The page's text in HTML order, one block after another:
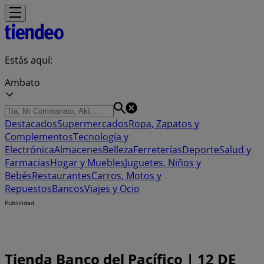
Estás aquí:
Ambato
DestacadosSupermercadosRopa, Zapatos y
ComplementosTecnología y
ElectrónicaAlmacenesBellezaFerreteríasDeporteSalud y
FarmaciasHogar y MueblesJuguetes, Niños y
BebésRestaurantesCarros, Motos y
RepuestosBancosViajes y Ocio
Publicidad
Tienda Banco del Pacífico | 12 DE